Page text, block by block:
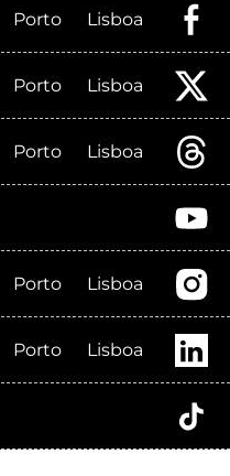
Porto Lisboa
Porto Lisboa
Porto Lisboa
Porto Lisboa
Porto Lisboa